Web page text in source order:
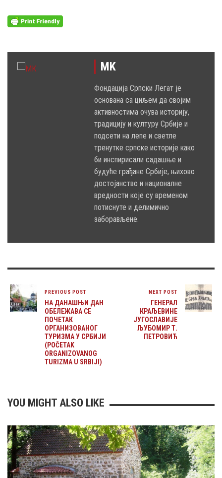
MK
Фондација Српски Легат је
основана са циљем да својим
активностима очува историју,
традицију и културу Србије и
подсети на лепе и светле
тренутке српске историје како
би инспирисали садашње и
будуће грађане Србије, њихово
достојанство и националне
вредности које су временом
потиснуте и делимично
заборављене.
PREVIOUS POST
НА ДАНАШЊИ ДАН
ОБЕЛЕЖАВА СЕ
ПОЧЕТАК
ОРГАНИЗОВАНОГ
ТУРИЗМА У СРБИЈИ
(POČETAK
ORGANIZOVANOG
TURIZMA U SRBIJI)
NEXT POST
ГЕНЕРАЛ
КРАЉЕВИНЕ
ЈУГОСЛАВИЈЕ
ЉУБОМИР Т.
ПЕТРОВИЋ
YOU MIGHT ALSO LIKE